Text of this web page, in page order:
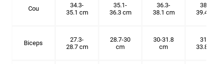
Cou
34.3-
35.1 cm
35.1-
36.3 cm
36.3-
38.1 cm
38.1-
39.4 cm
Biceps
27.3-
28.7 cm
28.7-30
cm
30-31.8
cm
31.8-
33.8 cm